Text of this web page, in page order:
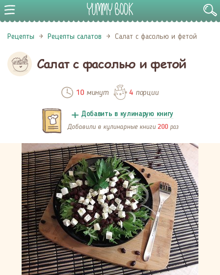
Рецепты Рецепты салатов Салат с фасолью и фетой
Салат с фасолью и фетой
10минут 4порции
Добавить в кулинарую книгу
Добавили в кулинарные книги 200 раз